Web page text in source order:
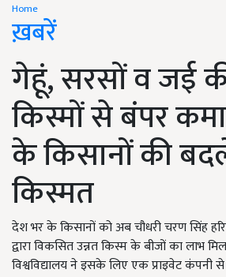
Home
ख़बरें
गेहूं, सरसों व जई
किस्मों से बंपर
के किसानों की
किस्मत
देश भर के किसानों को अब चौधरी चरण सिंह
द्वारा विकसित उन्नत किस्म के बीजों का लाभ
विश्वविद्यालय ने इसके लिए एक प्राइवेट कंपनी